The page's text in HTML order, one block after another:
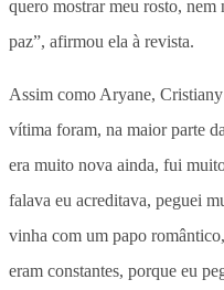
quero mostrar meu rosto,
paz”, afirmou ela à revista.
Assim como Aryane, Cristiany
vítima foram, na maior parte
era muito nova ainda, fui
falava eu acreditava, peguei
vinha com um papo
eram constantes, porque eu